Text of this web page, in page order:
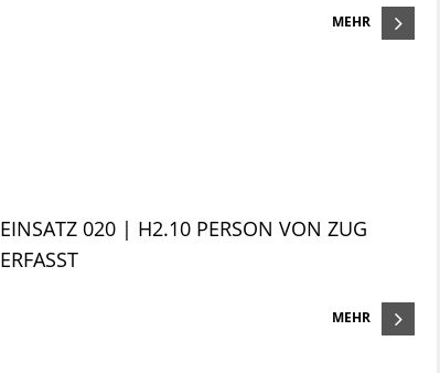
MEHR
EINSATZ 020 | H2.10 PERSON VON ZUG
ERFASST
MEHR